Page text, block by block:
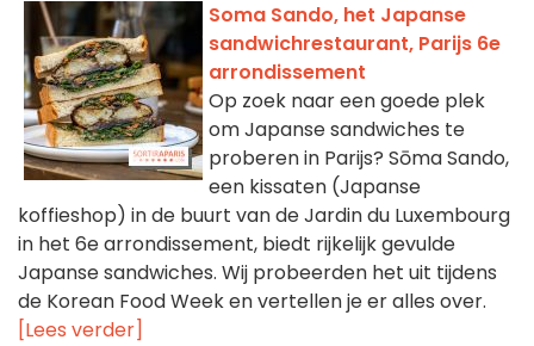
Soma Sando, het Japanse
sandwichrestaurant, Parijs 6e
arrondissement
Op zoek naar een goede plek
om Japanse sandwiches te
proberen in Parijs? Sōma Sando,
een kissaten (Japanse
koffieshop) in de buurt van de Jardin du Luxembourg
in het 6e arrondissement, biedt rijkelijk gevulde
Japanse sandwiches. Wij probeerden het uit tijdens
de Korean Food Week en vertellen je er alles over.
[Lees verder]